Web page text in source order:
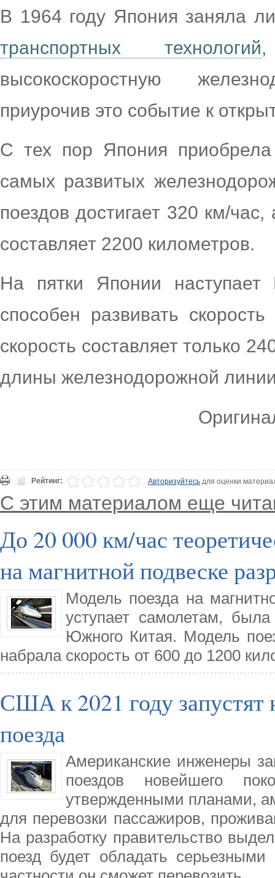
В 1964 году Япония заняла
транспортных технологий,
высокоскоростную
приурочив это событие к
С тех пор Япония
самых развитых
поездов достигает 320 км/
составляет 2200 километров.
На пятки Японии
способен развивать
скорость составляет только
длины железнодорожной
Рейтинг: Авторизуйтесьдля оценки
С этим материалом еще
До 20 000 км/час
на магнитной подвеске
Модель поезда на
уступает самолетам,
Южного Китая. Модель
набрала скорость от 600 до 1200
США к 2021 году запустят
поезда
Американские инженеры
поездов новейшего
утвержденными планами,
для перевозки пассажиров,
На разработку правительство
поезд будет обладать